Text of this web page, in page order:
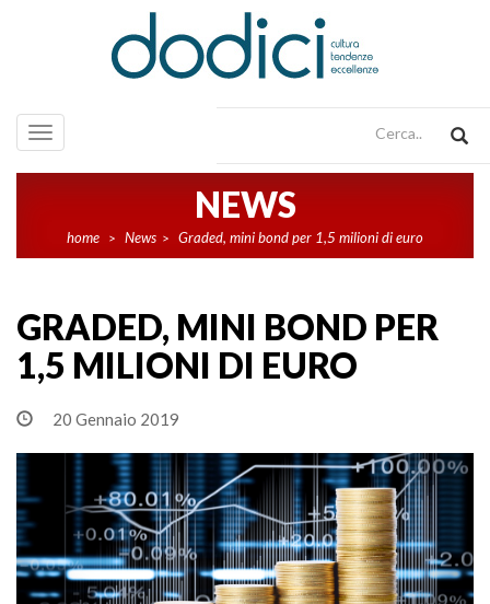
Toggle
navigation
NEWS
home > News > Graded, mini bond per 1,5 milioni di euro
GRADED, MINI BOND PER
1,5 MILIONI DI EURO
20 Gennaio 2019